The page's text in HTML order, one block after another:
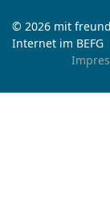
© 2026 mit
Internet im BEFG